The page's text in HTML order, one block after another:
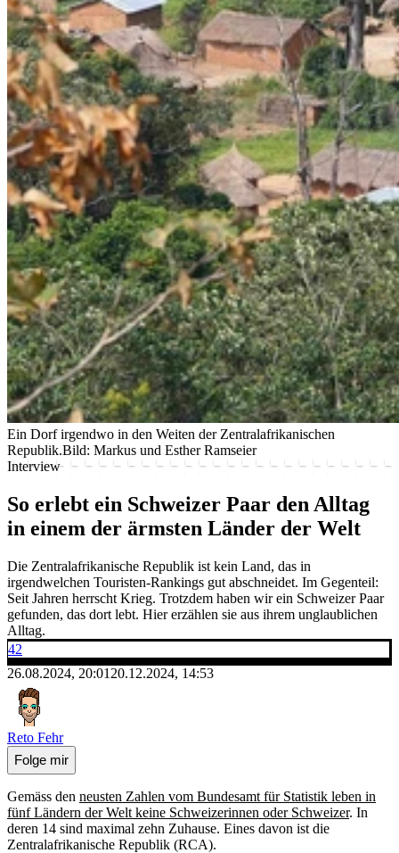
Ein Dorf irgendwo in den Weiten der Zentralafrikanischen
Republik.Bild: Markus und Esther Ramseier
Interview
So erlebt ein Schweizer Paar den Alltag
in einem der ärmsten Länder der Welt
Die Zentralafrikanische Republik ist kein Land, das in
irgendwelchen Touristen-Rankings gut abschneidet. Im Gegenteil:
Seit Jahren herrscht Krieg. Trotzdem haben wir ein Schweizer Paar
gefunden, das dort lebt. Hier erzählen sie aus ihrem unglaublichen
Alltag.
42
26.08.2024, 20:01 20.12.2024, 14:53
Reto Fehr
Folge mir
Gemäss den neusten Zahlen vom Bundesamt für Statistik leben in
fünf Ländern der Welt keine Schweizerinnen oder Schweizer. In
deren 14 sind maximal zehn Zuhause. Eines davon ist die
Zentralafrikanische Republik (RCA).